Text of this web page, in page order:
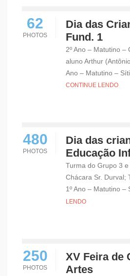
62
PHOTOS
Dia das
Fund. 1
2º Ano – Matutino –
aluno Arthur
Ano – Matutino –
CONTINUE LENDO
480
PHOTOS
Dia das
Educação
Turma do Grupo 3
Chácara Sr. Durval;
1º Ano – Matutino –
LENDO
250
PHOTOS
XV Feira de
Artes